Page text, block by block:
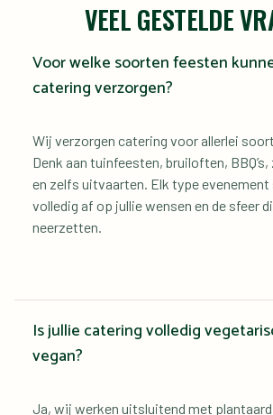
VEEL GESTELDE
Voor welke soorten feesten
catering verzorgen?
Wij verzorgen catering voor allerlei
Denk aan tuinfeesten, bruiloften,
en zelfs uitvaarten. Elk type
volledig af op jullie wensen en de sfeer
neerzetten.
Is jullie catering volledig
vegan?
Ja, wij werken uitsluitend met